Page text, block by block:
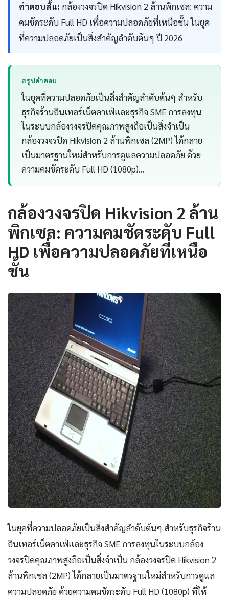
คำตอบสั้น: กล้องวงจรปิด Hikvision 2 ล้านพิกเซล: ความ
คมชัดระดับ Full HD เพื่อความปลอดภัยที่เหนือชั้น ในยุค
ที่ความปลอดภัยเป็นสิ่งสำคัญลำดับต้นๆ ปี 2026
สรุปคำตอบ
ในยุคที่ความปลอดภัยเป็นสิ่งสำคัญลำดับต้นๆ สำหรับ
ธุรกิจร้านอินเทอร์เน็ตคาเฟ่และธุรกิจ SME การลงทุน
ในระบบกล้องวงจรปิดคุณภาพสูงถือเป็นสิ่งจำเป็น
กล้องวงจรปิด Hikvision 2 ล้านพิกเซล (2MP) ได้กลาย
เป็นมาตรฐานใหม่สำหรับการดูแลความปลอดภัย ด้วย
ความคมชัดระดับ Full HD (1080p)…
กล้องวงจรปิด Hikvision 2 ล้าน
พิกเซล: ความคมชัดระดับ Full
HD เพื่อความปลอดภัยที่เหนือ
ชั้น
ในยุคที่ความปลอดภัยเป็นสิ่งสำคัญลำดับต้นๆ สำหรับธุรกิจร้าน
อินเทอร์เน็ตคาเฟ่และธุรกิจ SME การลงทุนในระบบกล้อง
วงจรปิดคุณภาพสูงถือเป็นสิ่งจำเป็น กล้องวงจรปิด Hikvision 2
ล้านพิกเซล (2MP) ได้กลายเป็นมาตรฐานใหม่สำหรับการดูแล
ความปลอดภัย ด้วยความคมชัดระดับ Full HD (1080p) ที่ให้